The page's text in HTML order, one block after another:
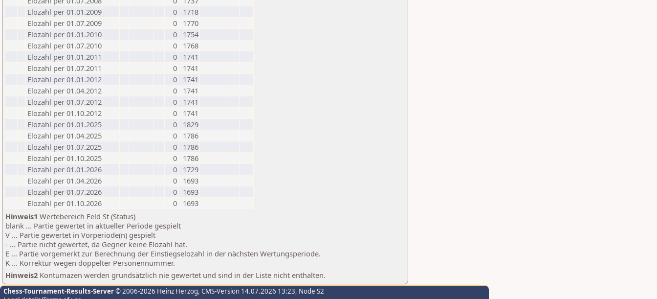
Elozahl per 01.01.2009
0
1718
Elozahl per 01.07.2009
0
1770
Elozahl per 01.01.2010
0
1754
Elozahl per 01.07.2010
0
1768
Elozahl per 01.01.2011
0
1741
Elozahl per 01.07.2011
0
1741
Elozahl per 01.01.2012
0
1741
Elozahl per 01.04.2012
0
1741
Elozahl per 01.07.2012
0
1741
Elozahl per 01.10.2012
0
1741
Elozahl per 01.01.2025
0
1829
Elozahl per 01.04.2025
0
1786
Elozahl per 01.07.2025
0
1786
Elozahl per 01.10.2025
0
1786
Elozahl per 01.01.2026
0
1729
Elozahl per 01.04.2026
0
1693
Elozahl per 01.07.2026
0
1693
Elozahl per 01.10.2026
0
1693
Hinweis1 Wertebereich Feld St (Status)
blank ... Partie gewertet in aktueller Periode gespielt
V ... Partie gewertet in Vorperiode(n) gespielt
- ... Partie nicht gewertet, da Gegner keine Elozahl hat.
E ... Partie vorgemerkt zur Berechnung der Einstiegselozahl in der nächsten Wertungsperiode.
K ... Korrektur wegen doppelter Personennummer.
Hinweis2 Kontumazen werden grundsätzlich nie gewertet und sind in der Liste nicht enthalten.
Chess-Tournament-Results-Server© 2006-2026 Heinz Herzog, CMS-Version 14.07.2026 13:23, Node S2